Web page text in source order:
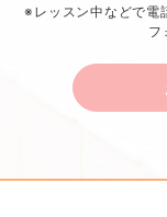
※レッスン中などで電
フ